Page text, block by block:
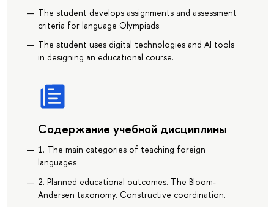
The student develops assignments and assessment
criteria for language Olympiads.
The student uses digital technologies and AI tools
in designing an educational course.
Содержание учебной дисциплины
1. The main categories of teaching foreign
languages
2. Planned educational outcomes. The Bloom-
Andersen taxonomy. Constructive coordination.